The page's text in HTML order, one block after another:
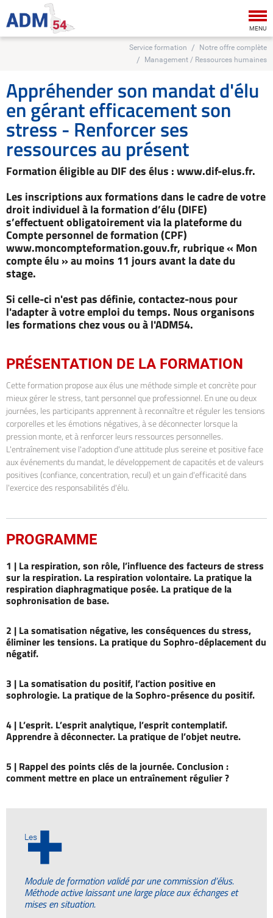
MENU
Service formation
Notre offre complète
Management / Ressources humaines
Appréhender son mandat d'élu
en gérant efficacement son
stress - Renforcer ses
ressources au présent
Formation éligible au DIF des élus : www.dif-elus.fr.
Les inscriptions aux formations dans le cadre de votre
droit individuel à la formation d’élu (DIFE)
s’effectuent obligatoirement via la plateforme du
Compte personnel de formation (CPF)
www.moncompteformation.gouv.fr, rubrique « Mon
compte élu » au moins 11 jours avant la date du
stage.
Si celle-ci n'est pas définie, contactez-nous pour
l'adapter à votre emploi du temps. Nous organisons
les formations chez vous ou à l'ADM54.
PRÉSENTATION DE LA FORMATION
Cette formation propose aux élus une méthode simple et concrète pour
mieux gérer le stress, tant personnel que professionnel. En une ou deux
journées, les participants apprennent à reconnaître et réguler les tensions
corporelles et les émotions négatives, à se déconnecter lorsque la
pression monte, et à renforcer leurs ressources personnelles.
L'entraînement vise l'adoption d'une attitude plus sereine et positive face
aux événements du mandat, le développement de capacités et de valeurs
positives (confiance, concentration, recul) et un gain d'efficacité dans
l'exercice des responsabilités d'élu.
PROGRAMME
1 | La respiration, son rôle, l’influence des facteurs de stress
sur la respiration. La respiration volontaire. La pratique la
respiration diaphragmatique posée. La pratique de la
sophronisation de base.
2 | La somatisation négative, les conséquences du stress,
éliminer les tensions. La pratique du Sophro-déplacement du
négatif.
3 | La somatisation du positif, l’action positive en
sophrologie. La pratique de la Sophro-présence du positif.
4 | L’esprit. L’esprit analytique, l’esprit contemplatif.
Apprendre à déconnecter. La pratique de l’objet neutre.
5 | Rappel des points clés de la journée. Conclusion :
comment mettre en place un entraînement régulier ?
Les
+
Module de formation validé par une commission d’élus.
Méthode active laissant une large place aux échanges et
mises en situation.